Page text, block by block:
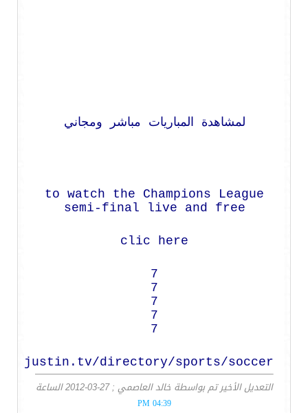
لمشاهدة المباريات مباشر ومجاني
to watch the Champions League
semi-final live and free
clic here
7
7
7
7
7
directory/sports/soccer
التعديل الأخير تم بواسطة خالد العاصمي ; 27-03-2012 الساعة
04:39 PM